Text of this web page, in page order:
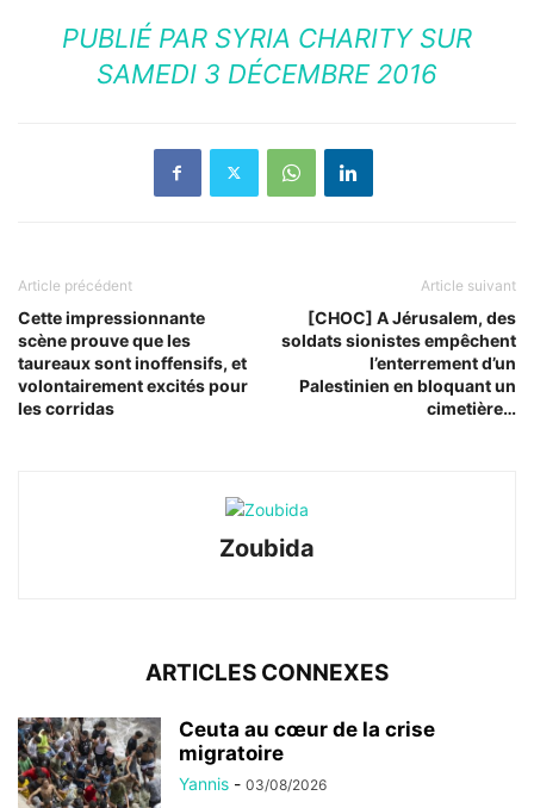
PUBLIÉ PAR SYRIA CHARITYSUR
SAMEDI 3 DÉCEMBRE 2016
Article précédent
Cette impressionnante
scène prouve que les
taureaux sont inoffensifs, et
volontairement excités pour
les corridas
Article suivant
[CHOC] A Jérusalem, des
soldats sionistes empêchent
l’enterrement d’un
Palestinien en bloquant un
cimetière…
Zoubida
ARTICLES CONNEXES
Ceuta au cœur de la crise
migratoire
Yannis - 03/08/2026